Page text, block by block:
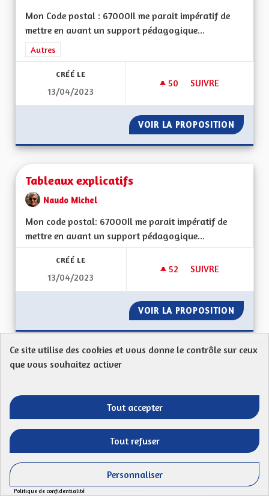
Mon Code postal : 67000Il me parait impératif de
mettre en avant un support pédagogique...
Filtrer les résultats de la catégorie : Autres
Autres
CRÉÉ LE
13/04/2023
50 50 ABONNÉS
SUIVRE
VOIR LA PROPOSITION
Tableaux explicatifs
Naudo Michel
Mon code postal: 67000 Il me parait impératif de
mettre en avant un support pédagogique...
CRÉÉ LE
13/04/2023
52 52 ABONNÉS
SUIVRE
VOIR LA PROPOSITION
Tous simplement 67
Pour bien vivre en Alsace, la chose est simple est
logique. Ne plus avoir de maitre à qui nous...
Filtrer les résultats de la catégorie : Autres
CRÉÉ LE
TOUS SIMPLEMENT
Ce site utilise des cookies et vous donne le contrôle sur ceux
que vous souhaitez activer
Tout accepter
Tout refuser
Personnaliser
Politique de confidentialité